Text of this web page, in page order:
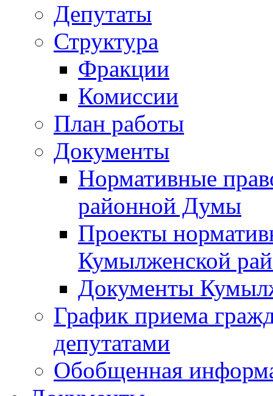
Депутаты
Структура
Фракции
Комиссии
План работы
Документы
Нормативные
районной Думы
Проекты
Кумылженской
Документы
График приема
депутатами
Обобщенная